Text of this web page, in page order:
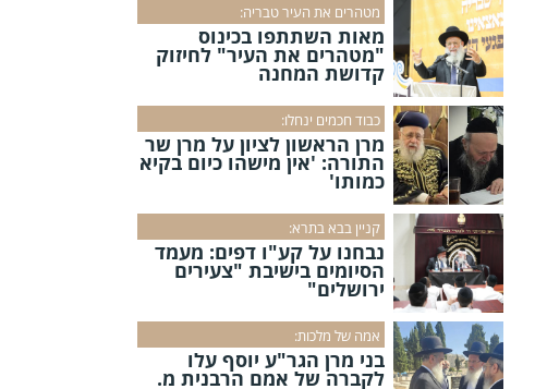
מטהרים את העיר טבריה:
מאות השתתפו בכינוס
"מטהרים את העיר" לחיזוק
קדושת המחנה
כבוד חכמים ינחלו:
מרן הראשון לציון על מרן שר
התורה: 'אין מישהו כיום בקיא
כמותו'
קניין בבא בתרא:
נבחנו על קע"ו דפים: מעמד
הסיומים בישיבת "צעירים
ירושלים"
אמה של מלכות:
בני מרן הגר"ע יוסף עלו
לקברה של אמם הרבנית מ.